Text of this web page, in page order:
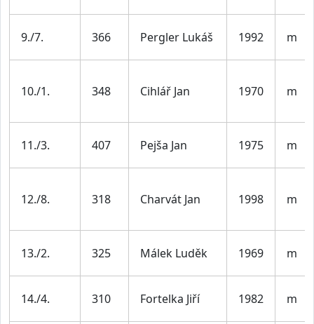
9./7. 366 Pergler Lukáš 1992 m
10./1. 348 Cihlář Jan 1970 m
11./3. 407 Pejša Jan 1975 m
12./8. 318 Charvát Jan 1998 m
13./2. 325 Málek Luděk 1969 m
14./4. 310 Fortelka Jiří 1982 m